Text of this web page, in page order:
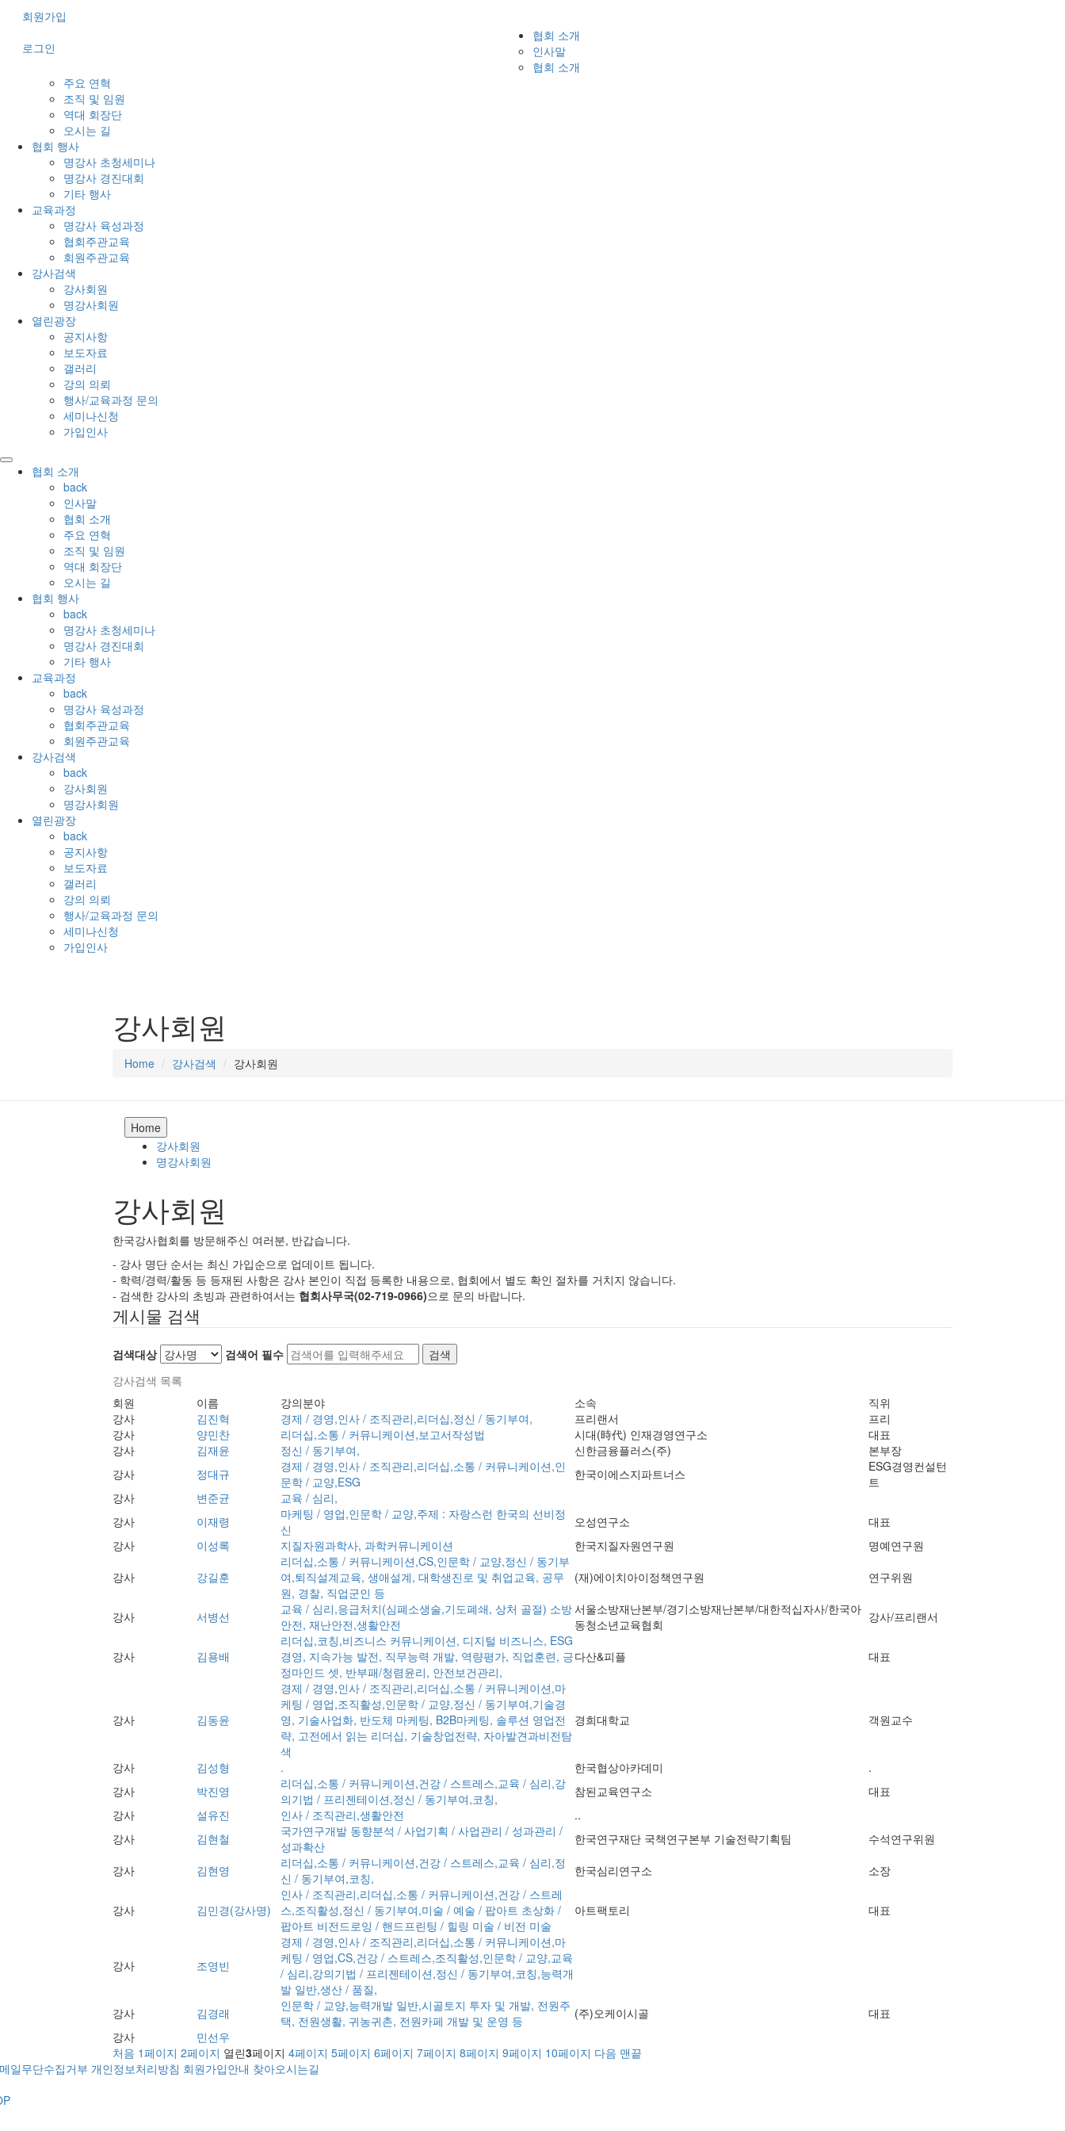
회원가입
로그인
협회 소개
인사말
협회 소개
주요 연혁
조직 및 임원
역대 회장단
오시는 길
협회 행사
명강사 초청세미나
명강사 경진대회
기타 행사
교육과정
명강사 육성과정
협회주관교육
회원주관교육
강사검색
강사회원
명강사회원
열린광장
공지사항
보도자료
갤러리
강의 의뢰
행사/교육과정 문의
세미나신청
가입인사
협회 소개
back
인사말
협회 소개
주요 연혁
조직 및 임원
역대 회장단
오시는 길
협회 행사
back
명강사 초청세미나
명강사 경진대회
기타 행사
교육과정
back
명강사 육성과정
협회주관교육
회원주관교육
강사검색
back
강사회원
명강사회원
열린광장
back
공지사항
보도자료
갤러리
강의 의뢰
행사/교육과정 문의
세미나신청
가입인사
강사회원
Home 강사검색 강사회원
Home
강사회원
명강사회원
강사회원
한국강사협회를 방문해주신 여러분, 반갑습니다.
- 강사 명단 순서는 최신 가입순으로 업데이트 됩니다.
- 학력/경력/활동 등 등재된 사항은 강사 본인이 직접 등록한 내용으로, 협회에서 별도 확인 절차를 거치지 않습니다.
- 검색한 강사의 초빙과 관련하여서는 협회사무국(02-719-0966)으로 문의 바랍니다.
게시물 검색
검색대상 검색어 필수
검색
강사검색 목록
회원
이름 강의분야 소속
직위
강사
김진혁 경제 / 경영,인사 / 조직관리,리더십,정신 / 동기부여, 프리랜서
프리
강사
양민찬 리더십,소통 / 커뮤니케이션,보고서작성법 시대(時代) 인재경영연구소
대표
강사
김재윤 정신 / 동기부여, 신한금융플러스(주)
본부장
강사
정대규
경제 / 경영,인사 / 조직관리,리더십,소통 / 커뮤니케이션,인
문학 / 교양,ESG
한국이에스지파트너스
ESG경영컨설턴
트
강사
변준균
교육 / 심리,
강사
이재령
마케팅 / 영업,인문학 / 교양,주제 : 자랑스런 한국의 선비정
신
오성연구소
대표
강사
이성록 지질자원과학사, 과학커뮤니케이션 한국지질자원연구원
명예연구원
강사
강길훈
리더십,소통 / 커뮤니케이션,CS,인문학 / 교양,정신 / 동기부
여,퇴직설계교육, 생애설계, 대학생진로 및 취업교육, 공무
원, 경찰, 직업군인 등
(재)에이치아이정책연구원 연구위원
강사 서병선
교육 / 심리,응급처치(심폐소생술,기도폐쇄, 상처 골절) 소방
안전, 재난안전,생활안전
서울소방재난본부/경기소방재난본부/대한적십자사/한국아
동청소년교육협회
강사/프리랜서
강사 김용배
리더십,코칭,비즈니스 커뮤니케이션, 디지털 비즈니스, ESG
경영, 지속가능 발전, 직무능력 개발, 역량평가, 직업훈련, 긍
정마인드 셋, 반부패/청렴윤리, 안전보건관리,
다산&피플 대표
강사 김동윤
경제 / 경영,인사 / 조직관리,리더십,소통 / 커뮤니케이션,마
케팅 / 영업,조직활성,인문학 / 교양,정신 / 동기부여,기술경
영, 기술사업화, 반도체 마케팅, B2B마케팅, 솔루션 영업전
략, 고전에서 읽는 리더십, 기술창업전략, 자아발견과비전탐
색
경희대학교 객원교수
강사 김성형 . 한국협상아카데미
.
강사
박진영
리더십,소통 / 커뮤니케이션,건강 / 스트레스,교육 / 심리,강
의기법 / 프리젠테이션,정신 / 동기부여,코칭,
참된교육연구소
대표
강사
설유진 인사 / 조직관리,생활안전
..
강사
김현철
국가연구개발 동향분석 / 사업기획 / 사업관리 / 성과관리 /
성과확산
한국연구재단 국책연구본부 기술전략기획팀
수석연구위원
강사
김현영
리더십,소통 / 커뮤니케이션,건강 / 스트레스,교육 / 심리,정
신 / 동기부여,코칭,
한국심리연구소 소장
강사 김민경(강사명)
인사 / 조직관리,리더십,소통 / 커뮤니케이션,건강 / 스트레
스,조직활성,정신 / 동기부여,미술 / 예술 / 팝아트 초상화 /
팝아트 비전드로잉 / 핸드프린팅 / 힐링 미술 / 비전 미술
아트팩토리 대표
강사 조영빈
경제 / 경영,인사 / 조직관리,리더십,소통 / 커뮤니케이션,마
케팅 / 영업,CS,건강 / 스트레스,조직활성,인문학 / 교양,교육
/ 심리,강의기법 / 프리젠테이션,정신 / 동기부여,코칭,능력개
발 일반,생산 / 품질,
강사
김경래
인문학 / 교양,능력개발 일반,시골토지 투자 및 개발, 전원주
택, 전원생활, 귀농귀촌, 전원카페 개발 및 운영 등
(주)오케이시골
대표
강사
민선우
처음 1페이지 2페이지 열린3페이지 4페이지 5페이지 6페이지 7페이지 8페이지 9페이지 10페이지 다음 맨끝
일무단수집거부 개인정보처리방침 회원가입안내 찾아오시는길